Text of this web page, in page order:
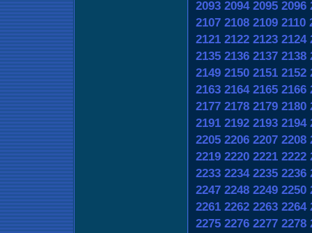
2093 2094 2095 2096
2107 2108 2109 2110
2121 2122 2123 2124
2135 2136 2137 2138
2149 2150 2151 2152
2163 2164 2165 2166
2177 2178 2179 2180
2191 2192 2193 2194
2205 2206 2207 2208
2219 2220 2221 2222
2233 2234 2235 2236
2247 2248 2249 2250
2261 2262 2263 2264
2275 2276 2277 2278